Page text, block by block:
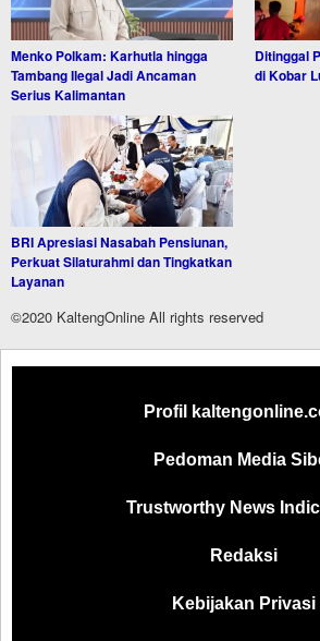
Menko Polkam: Karhutla hingga
Tambang Ilegal Jadi Ancaman
Serius Kalimantan
Ditinggal
di Kobar
BRI Apresiasi Nasabah Pensiunan,
Perkuat Silaturahmi dan Tingkatkan
Layanan
©2020 KaltengOnline All rights reserved
Profil
Pedoman Media
Trustworthy News
Redaksi
Kebijakan Privasi